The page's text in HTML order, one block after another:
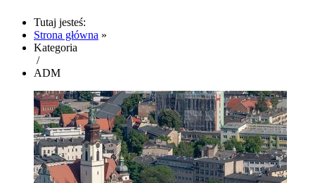
Tutaj jesteś:
Strona główna »
Kategoria
/
ADM